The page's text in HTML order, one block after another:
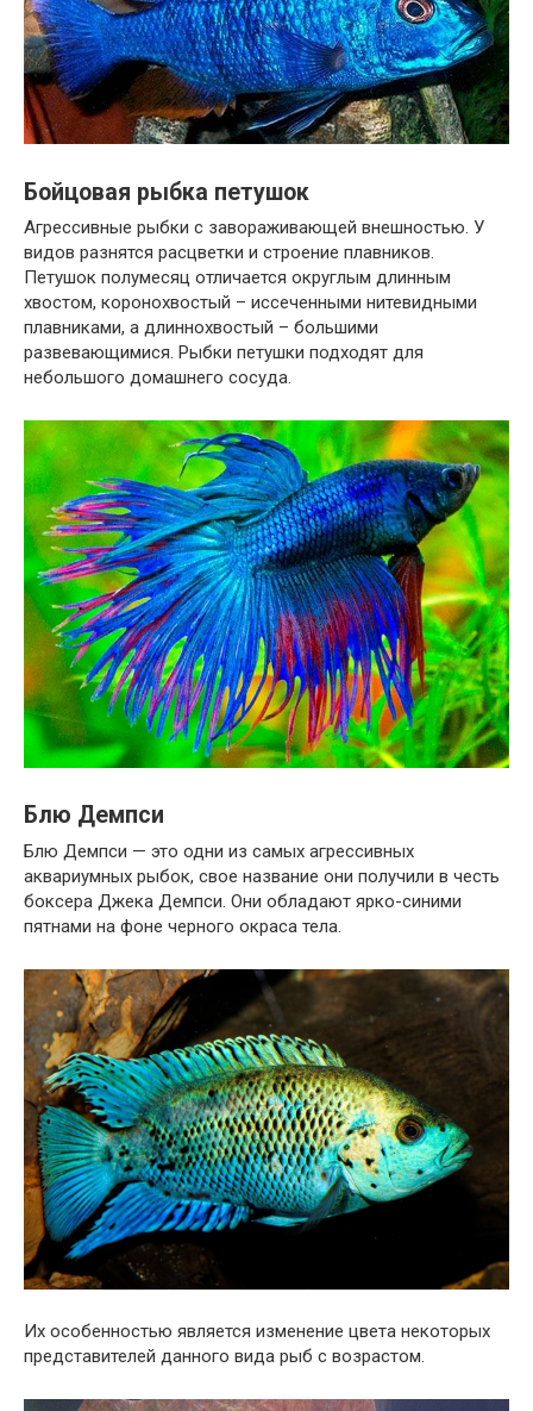
Бойцовая рыбка петушок
Агрессивные рыбки с завораживающей внешностью. У
видов разнятся расцветки и строение плавников.
Петушок полумесяц отличается округлым длинным
хвостом, коронохвостый – иссеченными нитевидными
плавниками, а длиннохвостый – большими
развевающимися. Рыбки петушки подходят для
небольшого домашнего сосуда.
Блю Демпси
Блю Демпси — это одни из самых агрессивных
аквариумных рыбок, свое название они получили в честь
боксера Джека Демпси. Они обладают ярко-синими
пятнами на фоне черного окраса тела.
Их особенностью является изменение цвета некоторых
представителей данного вида рыб с возрастом.